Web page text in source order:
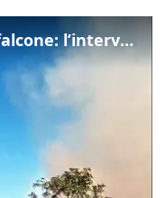
Incendio tra Duino e Monfalcone: l’intervento dei vigili del fuoco